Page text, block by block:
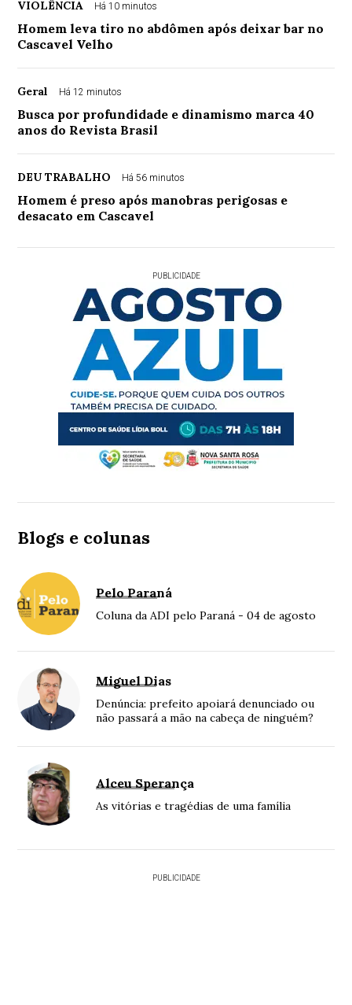
VIOLÊNCIA Há 10 minutos
Homem leva tiro no abdômen após deixar bar no
Cascavel Velho
Geral Há 12 minutos
Busca por profundidade e dinamismo marca 40
anos do Revista Brasil
DEU TRABALHO Há 56 minutos
Homem é preso após manobras perigosas e
desacato em Cascavel
PUBLICIDADE
Blogs e colunas
Pelo Paraná
Coluna da ADI pelo Paraná - 04 de agosto
Miguel Dias
Denúncia: prefeito apoiará denunciado ou
não passará a mão na cabeça de ninguém?
Alceu Sperança
As vitórias e tragédias de uma família
PUBLICIDADE